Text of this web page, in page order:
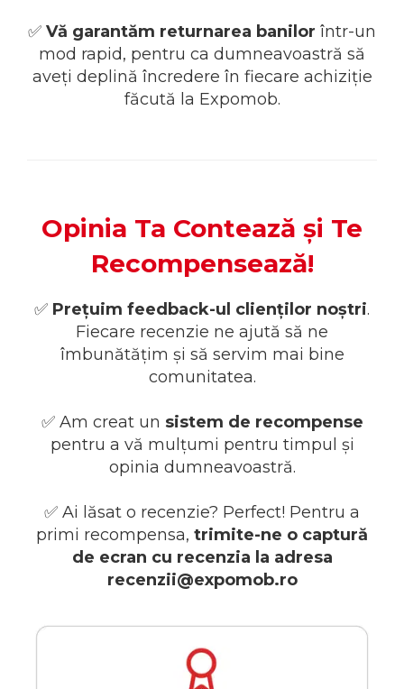
✅️ Vă garantăm returnarea banilor într-un
mod rapid, pentru ca dumneavoastră să
aveți deplină încredere în fiecare achiziție
făcută la Expomob.
Opinia Ta Contează și Te
Recompensează!
✅️ Prețuim feedback-ul clienților noștri.
Fiecare recenzie ne ajută să ne
îmbunătățim și să servim mai bine
comunitatea.
✅️ Am creat un sistem de recompense
pentru a vă mulțumi pentru timpul și
opinia dumneavoastră.
✅️ Ai lăsat o recenzie? Perfect! Pentru a
primi recompensa, trimite-ne o captură
de ecran cu recenzia la adresa
recenzii@expomob.ro